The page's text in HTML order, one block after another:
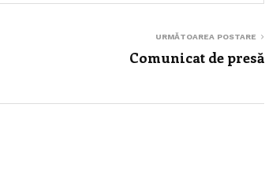
URMĂTOAREA POSTARE
Comunicat de presă